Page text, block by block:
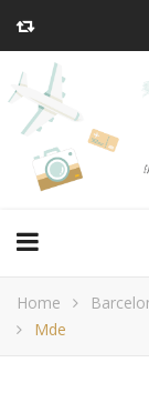
Home
Mde